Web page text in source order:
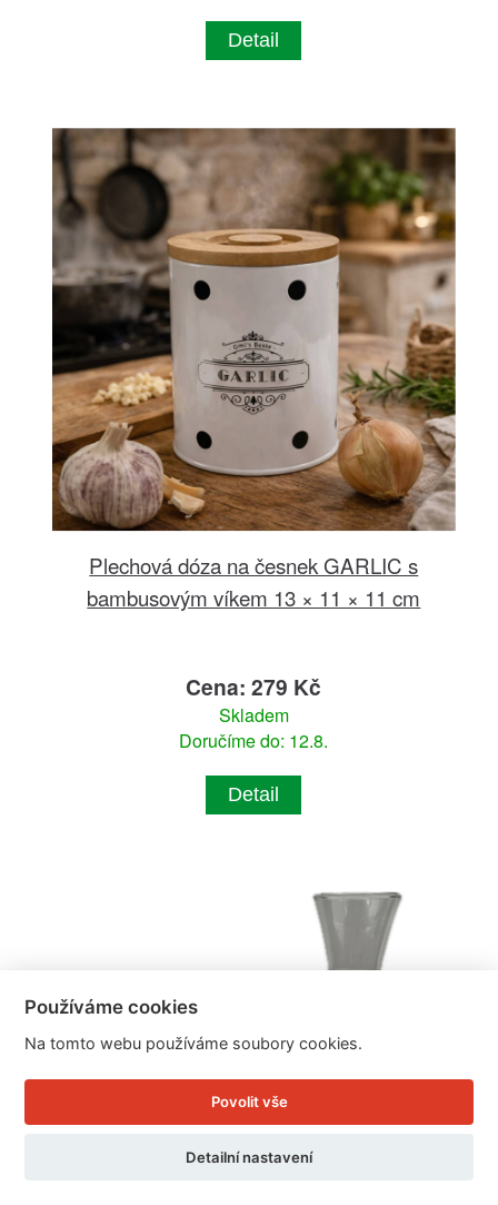
Detail
Plechová dóza na česnek GARLIC s
bambusovým víkem 13 × 11 × 11 cm
Cena: 279 Kč
Skladem
Doručíme do: 12.8.
Detail
Používáme cookies
Na tomto webu používáme soubory cookies.
Povolit vše
Detailní nastavení